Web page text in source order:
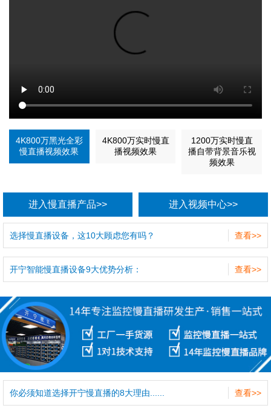
4K800万黑光全彩
慢直播视频效果
4K800万实时慢直
播视频效果
1200万实时慢直
播自带背景音乐视
频效果
进入慢直播产品>> 进入视频中心>>
查看>>
选择慢直播设备，这10大顾虑您有吗？
查看>>
开宁智能慢直播设备9大优势分析：
查看>>
你必须知道选择开宁慢直播的8大理由......